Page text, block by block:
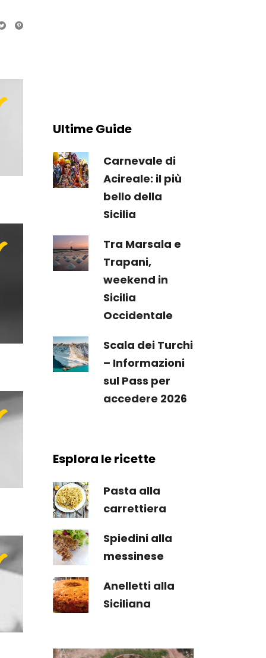
Ultime Guide
Carnevale di
Acireale: il più
bello della
Sicilia
Tra Marsala e
Trapani,
weekend in
Sicilia
Occidentale
Scala dei Turchi
– Informazioni
sul Pass per
accedere 2026
Esplora le ricette
Pasta alla
carrettiera
Spiedini alla
messinese
Anelletti alla
Siciliana